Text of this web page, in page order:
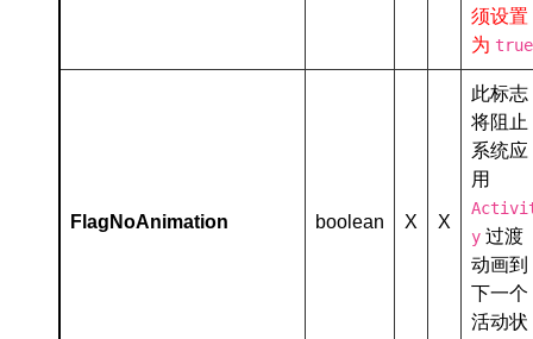
须设置
为 true
FlagNoAnimation boolean X X
此标志
将阻止
系统应
用
y过渡
动画到
下一个
活动状